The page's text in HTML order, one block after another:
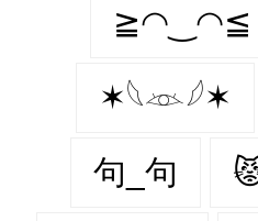
≧◠‿◠≦
✶𓆩𓁺𓆪✶
句_句